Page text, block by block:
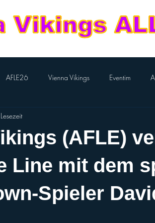
AFLE26 Vienna Vikings Eventim
Flag-Herren Division Team
Performance Cheer Sport Austria Finals
(AFLE)
Line mit dem
Spieler